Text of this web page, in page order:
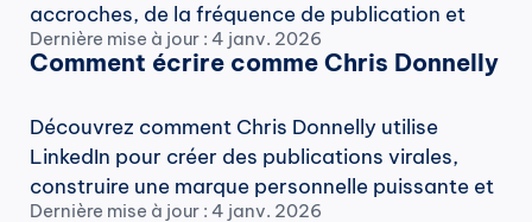
accroches, de la fréquence de publication et
des formats de contenu pour accroître la
visibilité de votre profil.
Dernière mise à jour : 4 janv. 2026
Comment écrire comme Chris Donnelly
Découvrez comment Chris Donnelly utilise
LinkedIn pour créer des publications virales,
construire une marque personnelle puissante et
augmenter l'engagement. Découvrez les secrets
Dernière mise à jour : 4 janv. 2026